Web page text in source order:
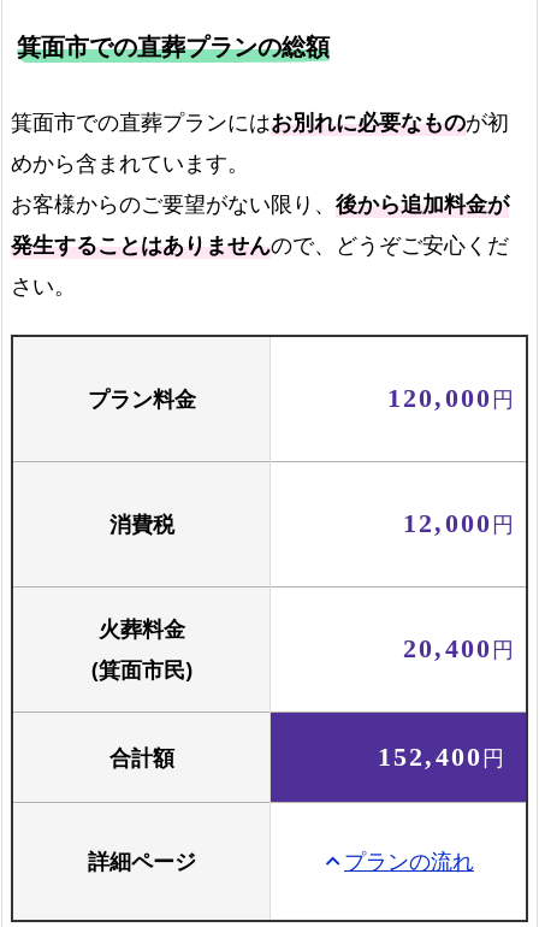
霊柩車
火葬場までの霊柩費用
お骨壺セット
骨壺と骨箱のセットです
箕面市での直葬プランの総額
箕面市での直葬プランにはお別れに必要なものが初
めから含まれています。
お客様からのご要望がない限り、 後から追加料金が
発生することはありませんので、どうぞご安心くだ
さい。
プラン料金 120,000円
消費税 12,000円
火葬料金
(箕面市民)
20,400円
合計額 152,400円
詳細ページ keyboard_arrow_upプランの流れ